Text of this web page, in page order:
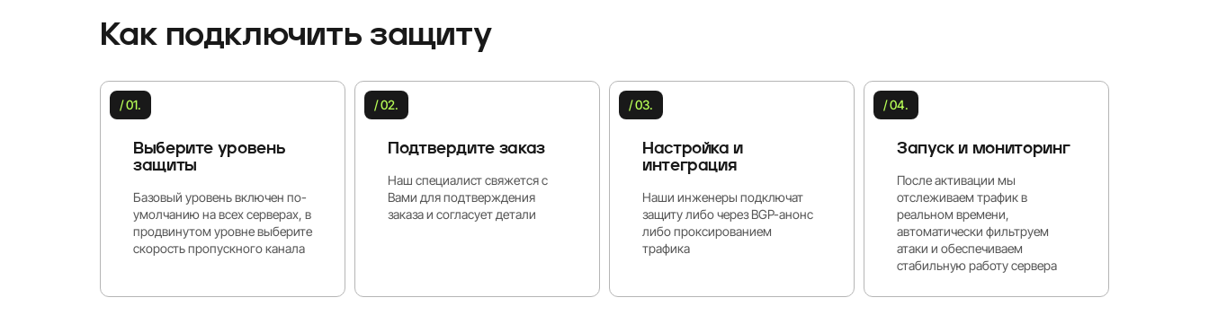
Как подключить защиту
/ 01.
Выберите уровень
защиты
Базовый уровень включен по-
умолчанию на всех серверах, в
продвинутом уровне выберите
скорость пропускного канала
/ 02.
Подтвердите заказ
Наш специалист свяжется с
Вами для подтверждения
заказа и согласует детали
/ 03.
Настройка и
интеграция
Наши инженеры подключат
защиту либо через BGP-анонс
либо проксированием
трафика
/ 04.
Запуск и мониторинг
После активации мы
отслеживаем трафик в
реальном времени,
автоматически фильтруем
атаки и обеспечиваем
стабильную работу сервера